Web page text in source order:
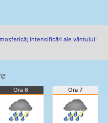
intensificări ale vântului;
Ora 6 Ora 7